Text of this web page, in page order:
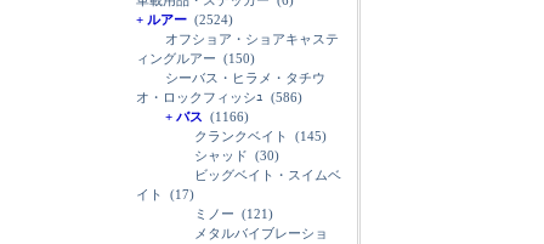
+ ルアー (2524)
オフショア・ショアキャステ
ィングルアー (150)
シーバス・ヒラメ・タチウ
オ・ロックフィッシｭ (586)
+ バス (1166)
クランクベイト
(145)
シャッド (30)
ビッグベイト・スイムベ
イト
(17)
ミノー (121)
メタルバイブレーショ